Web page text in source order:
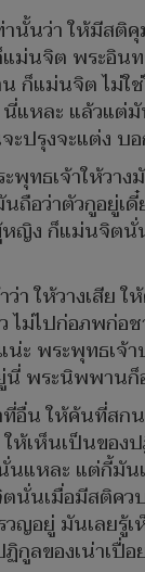
านั้นว่า ให้มีสติ
แม่นจิต พระอิน
ก็แม่นจิต ไม่ใ
นี่แหละ แล้วแต่
ปรุงจะแต่ง บอ
พุทธเจ้าให้วา
อว่าตัวกูอยู่เดี๋ย
หญิง ก็แม่นจิต
ว่า ให้วางเสีย
ม่ไปก่อภพก่อ
ะ พระพุทธเจ้
พระนิพพานก็
อื่น ให้ค้นที่สก
ให้เห็นเป็นขอ
แหละ แต่กี้มัน
ตนั่นเมื่อมีสติค
ญอยู่ มันเลยรู้
กูลของเน่าเปื่